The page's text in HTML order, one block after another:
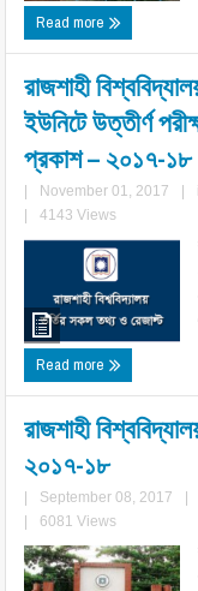
Read more
রাজশাহী
ইউনিটে উত্তীর্ণ
প্রকাশ – ২০১৭-১৮
November 01, 2017
4143 Views
Read more
রাজশাহী
২০১৭-১৮
September 08, 2017
6081 Views